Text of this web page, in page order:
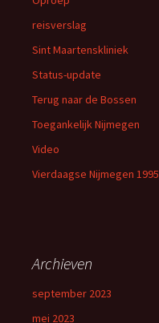
reisverslag
Sint Maartenskliniek
Status-update
Terug naar de Bossen
Toegankelijk Nijmegen
Video
Vierdaagse Nijmegen 1995
Archieven
september 2023
mei 2023